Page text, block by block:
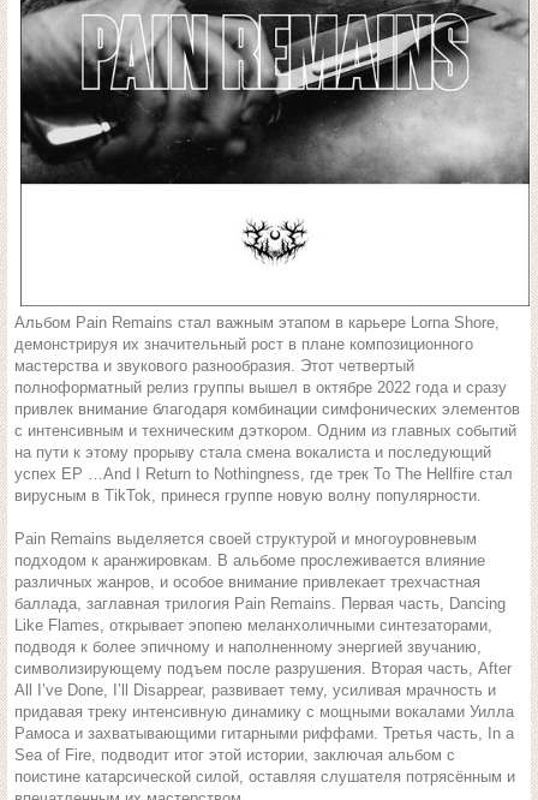
Альбом Pain Remains стал важным этапом в карьере Lorna Shore,
демонстрируя их значительный рост в плане композиционного
мастерства и звукового разнообразия. Этот четвертый
полноформатный релиз группы вышел в октябре 2022 года и сразу
привлек внимание благодаря комбинации симфонических элементов
с интенсивным и техническим дэткором. Одним из главных событий
на пути к этому прорыву стала смена вокалиста и последующий
успех ЕР …And I Return to Nothingness, где трек To The Hellfire стал
вирусным в TikTok, принеся группе новую волну популярности.
Pain Remains выделяется своей структурой и многоуровневым
подходом к аранжировкам. В альбоме прослеживается влияние
различных жанров, и особое внимание привлекает трехчастная
баллада, заглавная трилогия Pain Remains. Первая часть, Dancing
Like Flames, открывает эпопею меланхоличными синтезаторами,
подводя к более эпичному и наполненному энергией звучанию,
символизирующему подъем после разрушения. Вторая часть, After
All I’ve Done, I’ll Disappear, развивает тему, усиливая мрачность и
придавая треку интенсивную динамику с мощными вокалами Уилла
Рамоса и захватывающими гитарными риффами. Третья часть, In a
Sea of Fire, подводит итог этой истории, заключая альбом с
поистине катарсической силой, оставляя слушателя потрясённым и